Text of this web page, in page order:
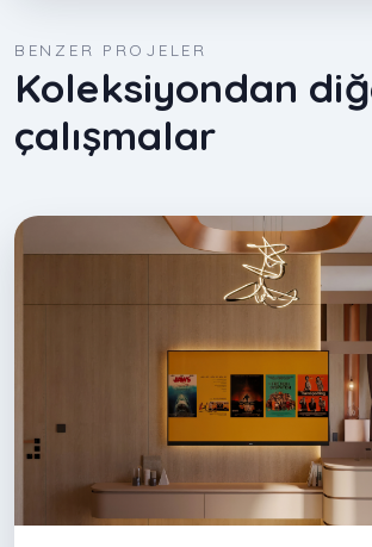
BENZER PROJELER
Koleksiyondan
çalışmalar